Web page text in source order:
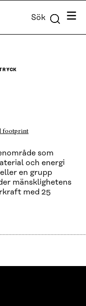
Sök Meny
footprint
som
och energi
en grupp
mänsklighetens
med 25